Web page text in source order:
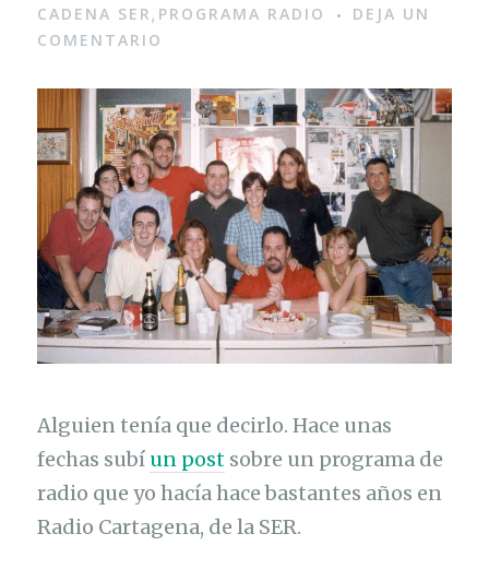
CADENA SER, PROGRAMA RADIO
DEJA UN
COMENTARIO
Alguien tenía que decirlo. Hace unas
fechas subí un post sobre un programa de
radio que yo hacía hace bastantes años en
Radio Cartagena, de la SER.